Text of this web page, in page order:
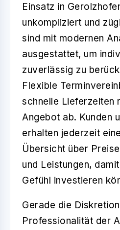
Einsatz in
unkompliziert und
sind mit modernen
ausgestattet, um
zuverlässig zu
Flexible
schnelle Lieferzeiten
Angebot ab. Kunden
erhalten jederzeit
Übersicht über
und Leistungen,
Gefühl investieren
Gerade die
Professionalität der